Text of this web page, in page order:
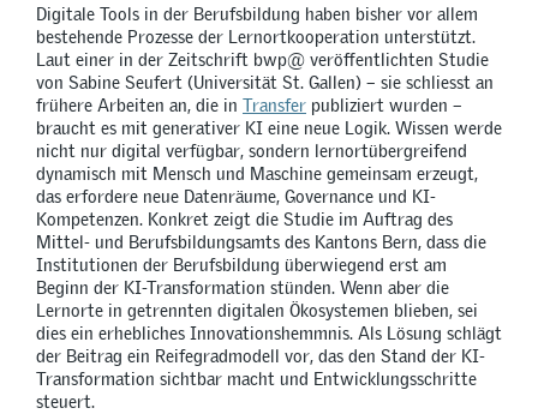
Digitale Tools in der Berufsbildung haben bisher vor allem
bestehende Prozesse der Lernortkooperation unterstützt.
Laut einer in der Zeitschrift bwp@ veröffentlichten Studie
von Sabine Seufert (Universität St. Gallen) – sie schliesst an
frühere Arbeiten an, die in Transfer publiziert wurden –
braucht es mit generativer KI eine neue Logik. Wissen werde
nicht nur digital verfügbar, sondern lernortübergreifend
dynamisch mit Mensch und Maschine gemeinsam erzeugt,
das erfordere neue Datenräume, Governance und KI-
Kompetenzen. Konkret zeigt die Studie im Auftrag des
Mittel- und Berufsbildungsamts des Kantons Bern, dass die
Institutionen der Berufsbildung überwiegend erst am
Beginn der KI-Transformation stünden. Wenn aber die
Lernorte in getrennten digitalen Ökosystemen blieben, sei
dies ein erhebliches Innovationshemmnis. Als Lösung schlägt
der Beitrag ein Reifegradmodell vor, das den Stand der KI-
Transformation sichtbar macht und Entwicklungsschritte
steuert.